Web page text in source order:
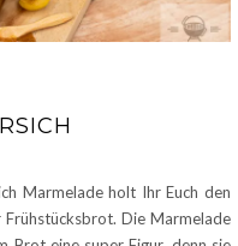
Marmelade holt Ihr Euch den
Frühstücksbrot. Die Marmelade